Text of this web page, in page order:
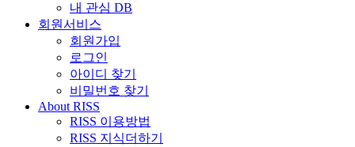
내 관심 DB
회원서비스
회원가입
로그인
아이디 찾기
비밀번호 찾기
About RISS
RISS 이용방법
RISS 지식더하기